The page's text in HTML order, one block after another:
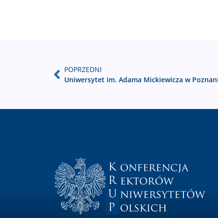
POPRZEDNI
Uniwersytet im. Adama Mickiewicza w